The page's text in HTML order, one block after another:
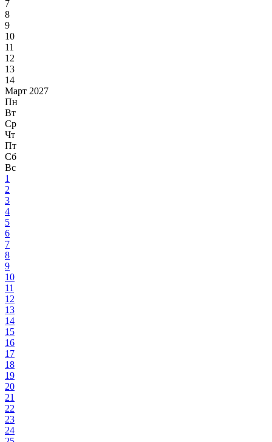
7
8
9
10
11
12
13
14
Март 2027
Пн
Вт
Ср
Чт
Пт
Сб
Вс
1
2
3
4
5
6
7
8
9
10
11
12
13
14
15
16
17
18
19
20
21
22
23
24